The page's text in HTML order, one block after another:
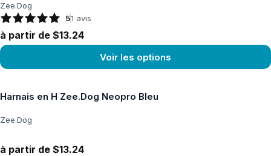
Zee.Dog
51 avis
à partir de $13.24
Voir les options
Harnais en H Zee.Dog Neopro Bleu
Zee.Dog
à partir de $13.24